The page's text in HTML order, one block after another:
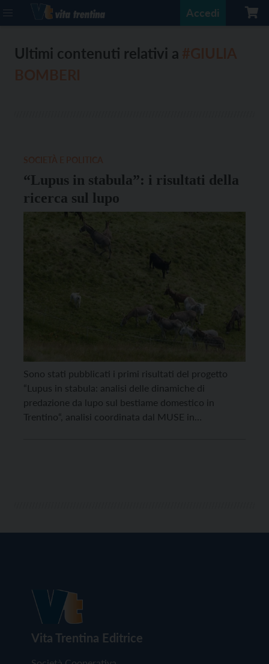
Accedi
Ultimi contenuti relativi a
“Lupus in stabula”: i risultati della
ricerca sul lupo
Sono stati pubblicati i primi risultati del progetto
“Lupus in stabula: analisi delle dinamiche di
predazione da lupo sul bestiame domestico in
Trentino“, analisi coordinata dal MUSE in
Vita Trentina Editrice